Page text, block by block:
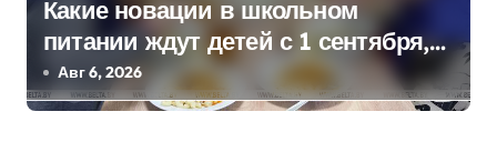
м
Какие новации в школьном
питании ждут детей с 1 сентября,
рассказали в правительстве
Авг 6, 2026